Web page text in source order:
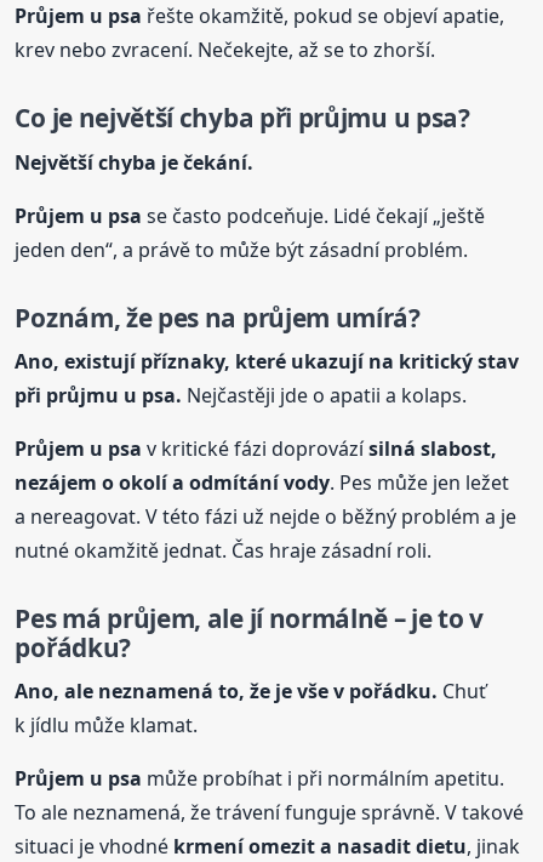
Průjem u psa řešte okamžitě, pokud se objeví apatie,
krev nebo zvracení. Nečekejte, až se to zhorší.
Co je největší chyba při průjmu u psa?
Největší chyba je čekání.
Průjem u psa se často podceňuje. Lidé čekají „ještě
jeden den“, a právě to může být zásadní problém.
Poznám, že pes na průjem umírá?
Ano, existují příznaky, které ukazují na kritický stav
při průjmu u psa. Nejčastěji jde o apatii a kolaps.
Průjem u psa v kritické fázi doprovázísilná slabost,
nezájem o okolí a odmítání vody. Pes může jen ležet
a nereagovat. V této fázi už nejde o běžný problém a je
nutné okamžitě jednat. Čas hraje zásadní roli.
Pes má průjem, ale jí normálně – je to v
pořádku?
Ano, ale neznamená to, že je vše v pořádku. Chuť
k jídlu může klamat.
Průjem u psa může probíhat i při normálním apetitu.
To ale neznamená, že trávení funguje správně. V takové
situaci je vhodné krmení omezit a nasadit dietu, jinak